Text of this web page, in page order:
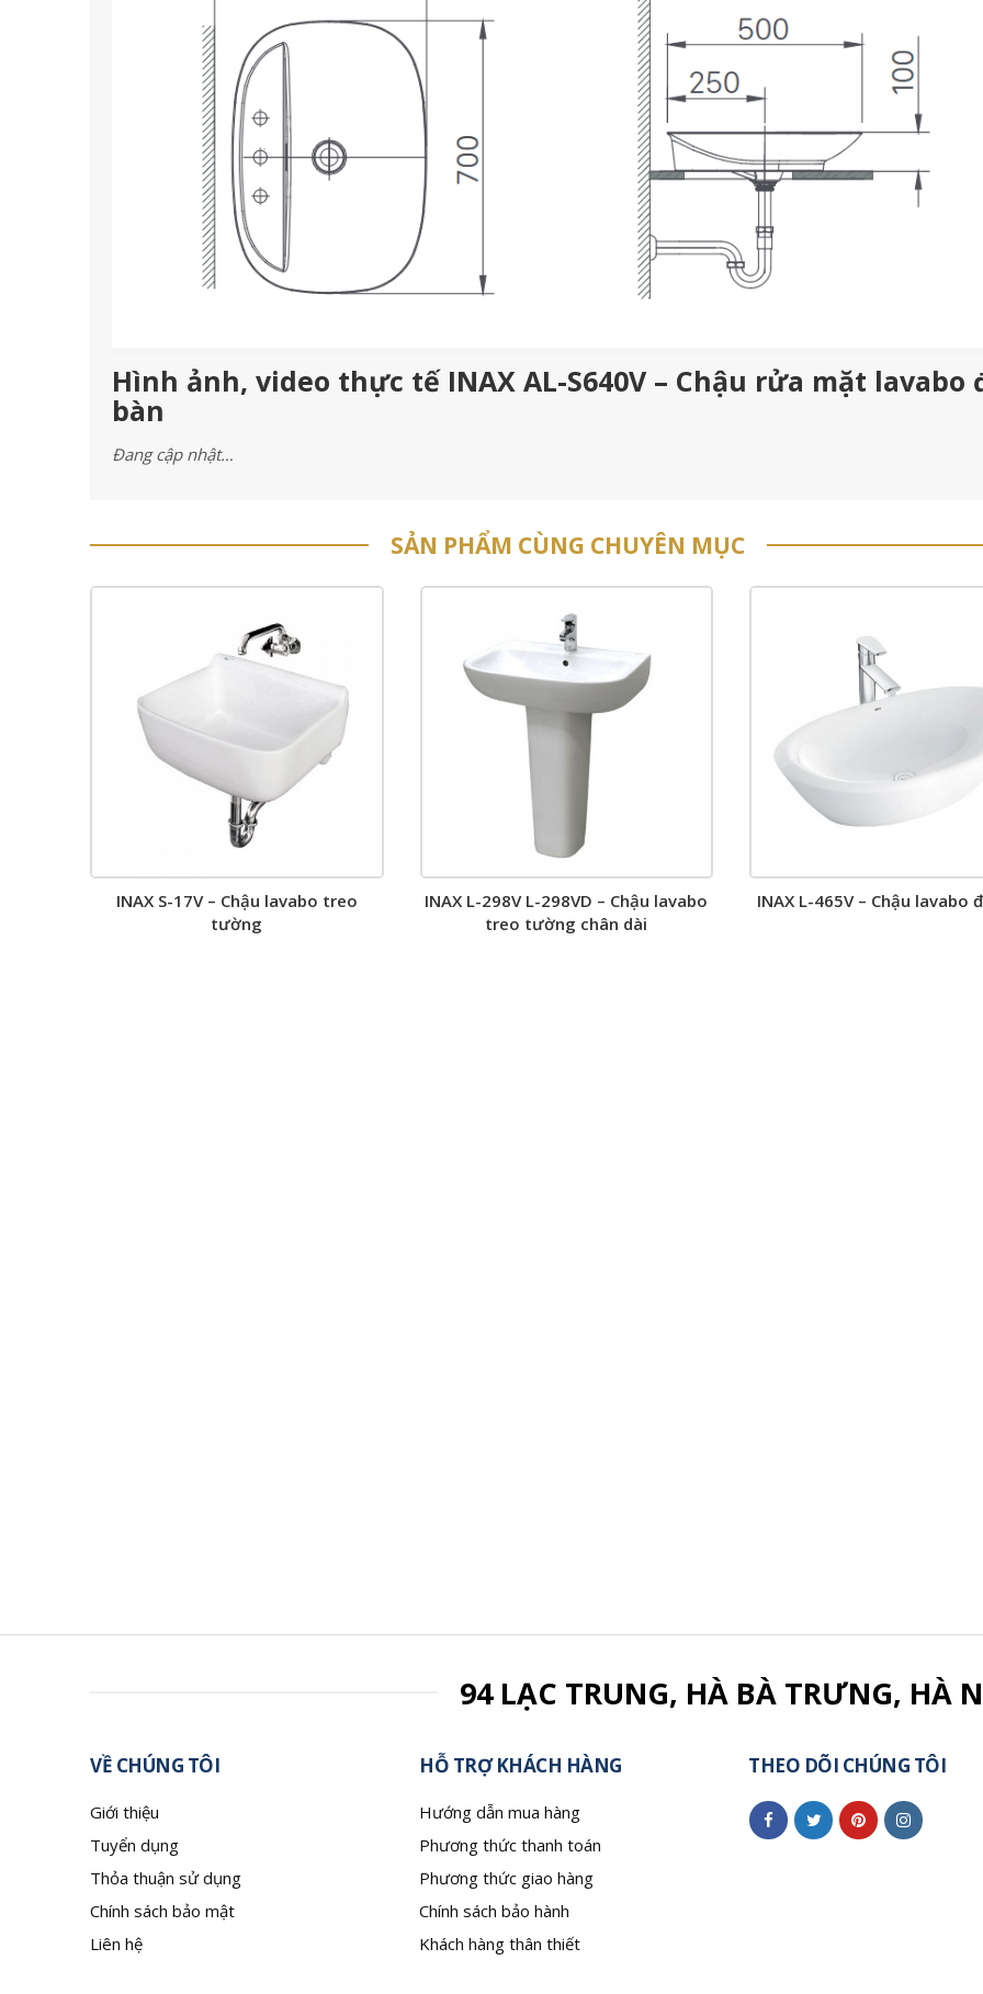
Hình ảnh, video thực tế INAX AL-S640V – Chậu rửa mặt lavabo
bàn
Đang cập nhật…
SẢN PHẨM CÙNG CHUYÊN MỤC
INAX S-17V – Chậu lavabo treo
tường
INAX L-298V L-298VD – Chậu lavabo
treo tường chân dài
INAX L-465V – Chậu lavabo
94 LẠC TRUNG, HÀ BÀ TRƯNG, HÀ
VỀ CHÚNG TÔI
Giới thiệu
Tuyển dụng
Thỏa thuận sử dụng
Chính sách bảo mật
Liên hệ
HỖ TRỢ KHÁCH HÀNG
Hướng dẫn mua hàng
Phương thức thanh toán
Phương thức giao hàng
Chính sách bảo hành
Khách hàng thân thiết
THEO DÕI CHÚNG TÔI